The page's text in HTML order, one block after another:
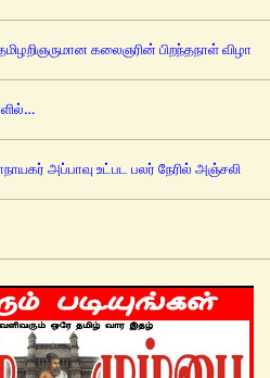
கலைஞரின் பிறந்தநாள் விழா
அப்பாவு உட்பட பலர் நேரில் அஞ்சலி